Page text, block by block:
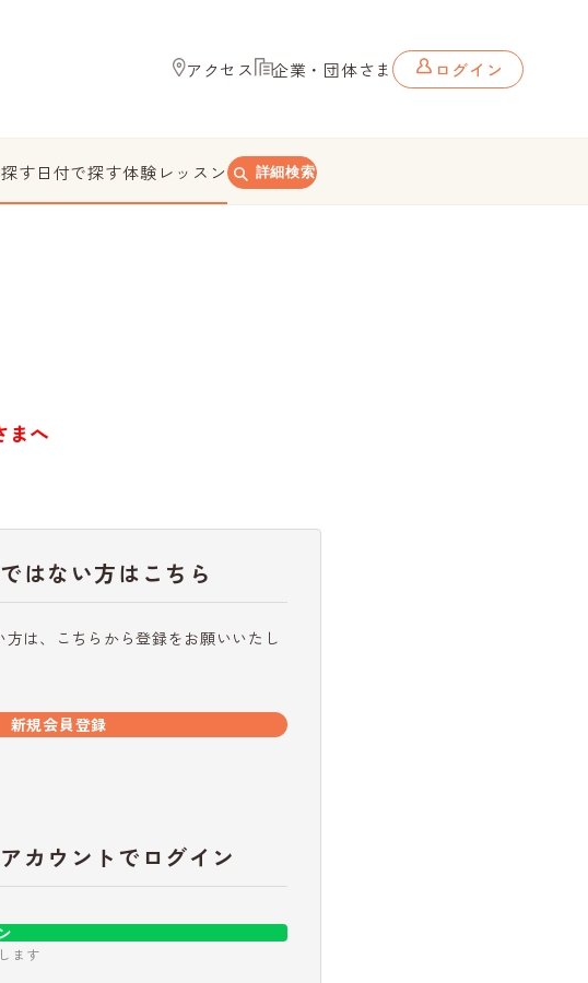
アクセス 企業・団体さま ログイン
す日付で探す体験レッスン 詳細検索
まへ
はない方はこちら
は、こちらから登録をお願いいたし
新規会員登録
カウントでログイン
ます